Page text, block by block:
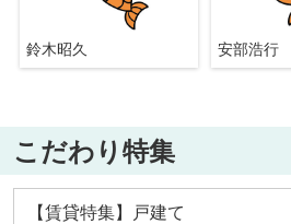
鈴木昭久 安部浩行
こだわり特集
【賃貸特集】戸建て